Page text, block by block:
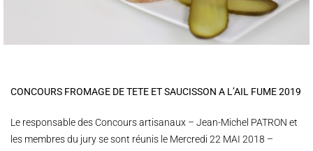
CONCOURS FROMAGE DE TETE ET SAUCISSON A L’AIL FUME 2019
Le responsable des Concours artisanaux – Jean-Michel PATRON et
les membres du jury se sont réunis le Mercredi 22 MAI 2018 –